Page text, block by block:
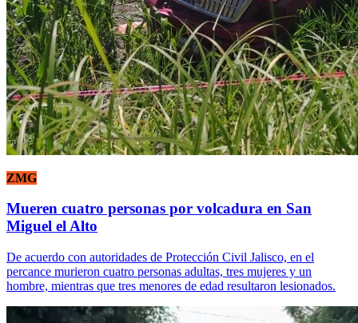
ZMG
Mueren cuatro personas por volcadura en San
Miguel el Alto
De acuerdo con autoridades de Protección Civil Jalisco, en el
percance murieron cuatro personas adultas, tres mujeres y un
hombre, mientras que tres menores de edad resultaron lesionados.